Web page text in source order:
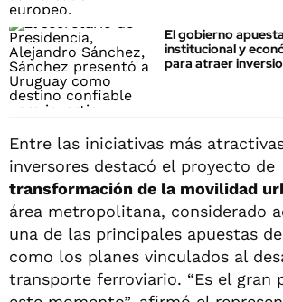
El gobierno
institucional y
para atraer
Entre las iniciativas más
inversores destacó el proyecto de
transformación de la movilidad
área metropolitana, considerado
una de las principales apuestas
como los planes vinculados al
transporte ferroviario. “Es el gran